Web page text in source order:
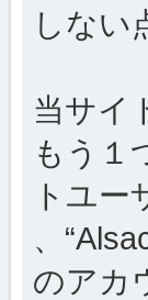
しない
当サイ
もう１
トユー
、
のアカ